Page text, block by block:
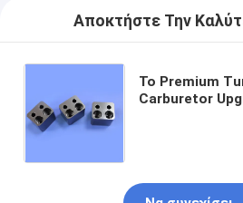
Αποκτήστε Την
Το Premium
Carburetor